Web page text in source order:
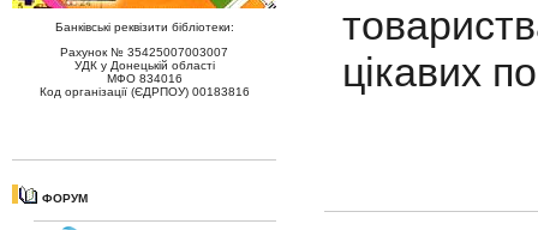
Банківські реквізити бібліотеки:
Рахунок № 35425007003007
УДК у Донецькій області
МФО 834016
Код організації (ЄДРПОУ) 00183816
ФОРУМ
цікавих